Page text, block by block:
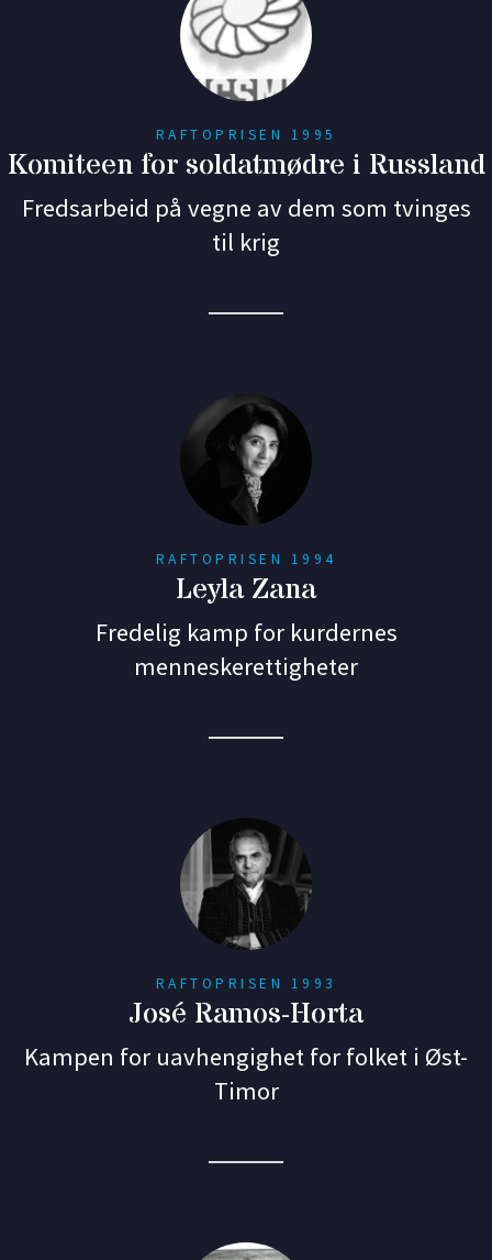
RAFTOPRISEN 1995
Komiteen for soldatmødre i Russland
Fredsarbeid på vegne av dem som tvinges
til krig
RAFTOPRISEN 1994
Leyla Zana
Fredelig kamp for kurdernes
menneskerettigheter
RAFTOPRISEN 1993
José Ramos-Horta
Kampen for uavhengighet for folket i Øst-
Timor